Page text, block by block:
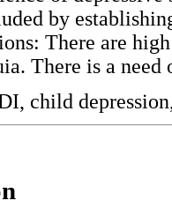
by
There are
There is a
child